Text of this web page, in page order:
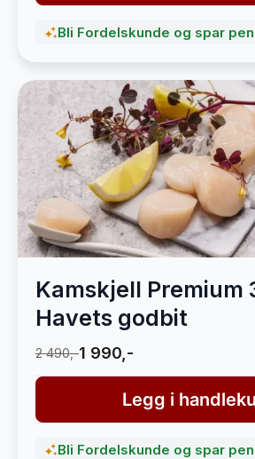
Bli Fordelskunde og spar
Kamskjell Premium
Havets godbit
2 490,-1 990,-
Legg i
Bli Fordelskunde og spar